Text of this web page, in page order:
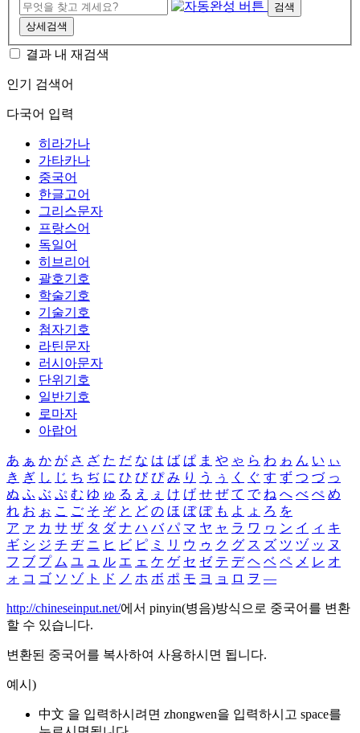
검색
상세검색
결과 내 재검색
인기 검색어
다국어 입력
히라가나
가타카나
중국어
한글고어
그리스문자
프랑스어
독일어
히브리어
괄호기호
학술기호
기술기호
첨자기호
라틴문자
러시아문자
단위기호
일반기호
로마자
아랍어
あ ぁ か が さ ざ た だ な は ば ぱ ま や ゃ ら わ ゎ ん い ぃ
き ぎ し じ ち ぢ に ひ び ぴ み り う ぅ く ぐ す ず つ づ っ
ぬ ふ ぶ ぷ む ゆ ゅ る え ぇ け げ せ ぜ て で ね へ べ ぺ め
れ お ぉ こ ご そ ぞ と ど の ほ ぼ ぽ も よ ょ ろ を
ア ァ カ サ ザ タ ダ ナ ハ バ パ マ ヤ ャ ラ ワ ヮ ン イ ィ キ
ギ シ ジ チ ヂ ニ ヒ ビ ピ ミ リ ウ ゥ ク グ ス ズ ツ ヅ ッ ヌ
フ ブ プ ム ユ ュ ル エ ェ ケ ゲ セ ゼ テ デ ヘ ベ ペ メ レ オ
ォ コ ゴ ソ ゾ ト ド ノ ホ ボ ポ モ ヨ ョ ロ ヲ ―
http://chineseinput.net/에서 pinyin(병음)방식으로 중국어를 변환
할 수 있습니다.
변환된 중국어를 복사하여 사용하시면 됩니다.
예시)
中文 을 입력하시려면 zhongwen을 입력하시고 space를